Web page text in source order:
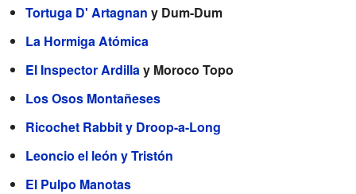
Tortuga D' Artagnan y Dum-Dum
La Hormiga Atómica
El Inspector Ardillay Moroco Topo
Los Osos Montañeses
Ricochet Rabbit y Droop-a-Long
Leoncio el león y Tristón
El Pulpo Manotas